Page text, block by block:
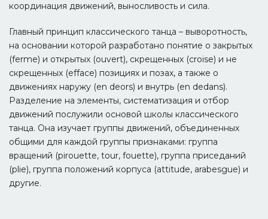
координация движений, выносливость и сила.
Главный принцип классического танца – выворотность,
на основании которой разработано понятие о закрытых
(ferme) и открытых (ouvert), скрещенных (croise) и не
скрещенных (efface) позициях и позах, а также о
движениях наружу (en deors) и внутрь (en dedans).
Разделение на элементы, систематизация и отбор
движений послужили основой школы классического
танца. Она изучает группы движений, объединенных
общими для каждой группы признаками: группа
вращений (pirouette, tour, fouette), группа приседаний
(plie), группа положений корпуса (attitude, arabesgue) и
другие.